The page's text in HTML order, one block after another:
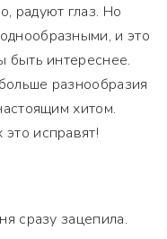
радуют глаз. Но
и это
быть интереснее.
разнообразия
хитом.
исправят!
сразу зацепила.